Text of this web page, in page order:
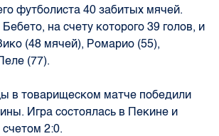
футболиста 40 забитых мячей.
на счету которого 39 голов, и
(48 мячей), Ромарио (55),
(77).
в товарищеском матче победили
Игра состоялась в Пекине и
2:0.